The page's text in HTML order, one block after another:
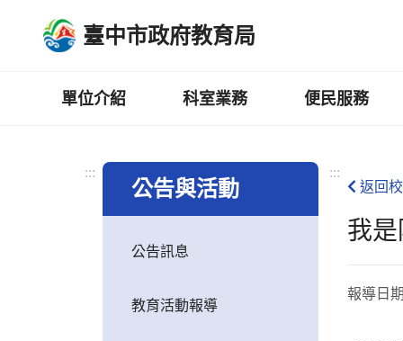
臺中市政府教育局
單位介紹 科室業務 便民服務
:::
公告與活動
公告訊息
教育活動報導
:::
返回
我
報導日